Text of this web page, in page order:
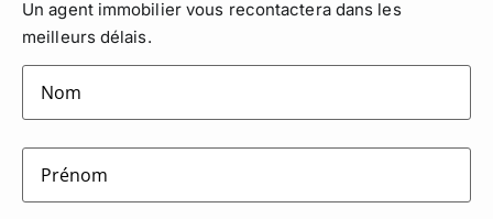
Un agent immobilier vous recontactera dans les
meilleurs délais.
lastname(Nécessaire)
firstname(Nécessaire)